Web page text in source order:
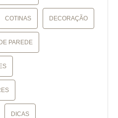
COTINAS DECORAÇÃO
PAREDE
DICAS